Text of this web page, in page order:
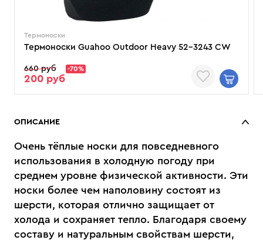
Термоноски
Термоноски Guahoo Outdoor Heavy 52-3243 CW
660 руб -70%
200 руб
ОПИСАНИЕ
Очень тёплые носки для повседневного
использования в холодную погоду при
среднем уровне физической активности. Эти
носки более чем наполовину состоят из
шерсти, которая отлично защищает от
холода и сохраняет тепло. Благодаря своему
составу и натуральным свойствам шерсти,